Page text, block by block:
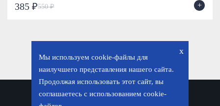
385 ₽550 ₽ +
x
Мы используем cookie-файлы для
наилучшего представления нашего сайта.
Продолжая использовать этот сайт, вы
соглашаетесь с использованием cookie-